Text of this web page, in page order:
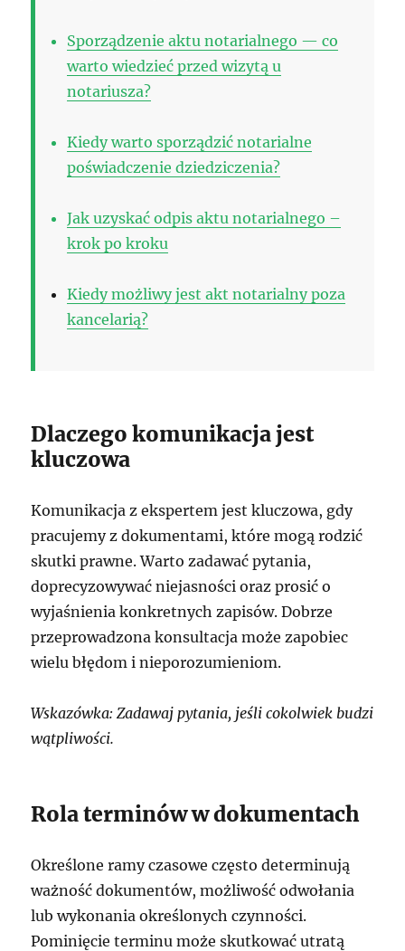
Sporządzenie aktu notarialnego — co
warto wiedzieć przed wizytą u
notariusza?
Kiedy warto sporządzić notarialne
poświadczenie dziedziczenia?
Jak uzyskać odpis aktu notarialnego –
krok po kroku
Kiedy możliwy jest akt notarialny poza
kancelarią?
Dlaczego komunikacja jest
kluczowa
Komunikacja z ekspertem jest kluczowa, gdy
pracujemy z dokumentami, które mogą rodzić
skutki prawne. Warto zadawać pytania,
doprecyzowywać niejasności oraz prosić o
wyjaśnienia konkretnych zapisów. Dobrze
przeprowadzona konsultacja może zapobiec
wielu błędom i nieporozumieniom.
Wskazówka: Zadawaj pytania, jeśli cokolwiek budzi
wątpliwości.
Rola terminów w dokumentach
Określone ramy czasowe często determinują
ważność dokumentów, możliwość odwołania
lub wykonania określonych czynności.
Pominięcie terminu może skutkować utratą